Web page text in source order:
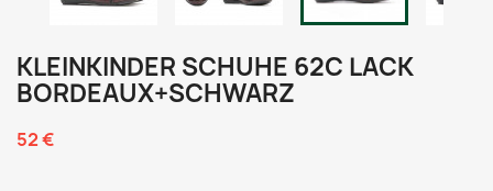
KLEINKINDER SCHUHE 62C LACK
BORDEAUX+SCHWARZ
52 €